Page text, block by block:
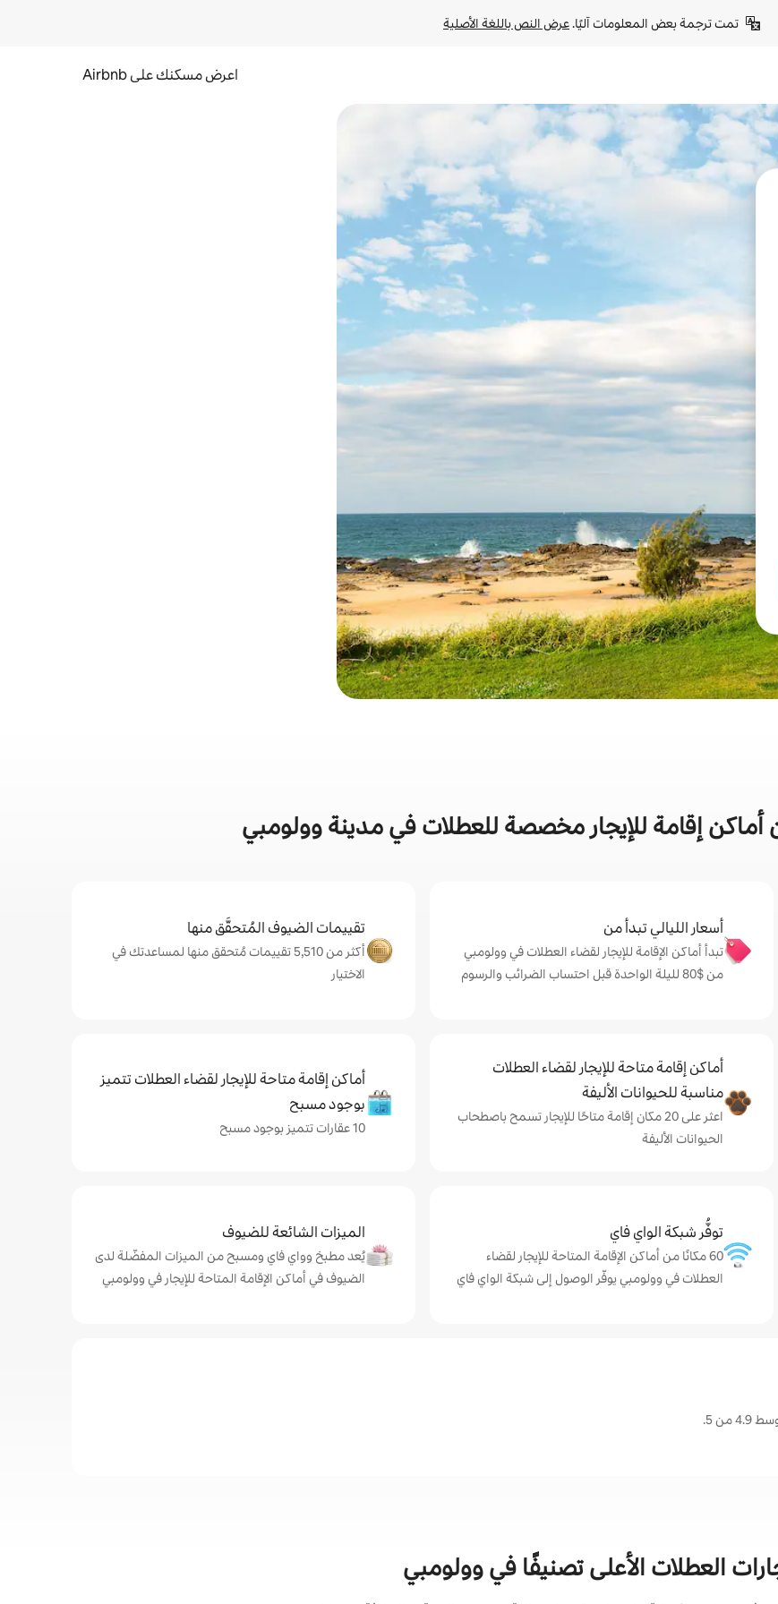
تمت ترجمة بعض المعلومات آليًا. عرض النص باللغة الأصلية
اعرض مسكنك على Airbnb
استكشف عن طريق اللمس أو السحب.
إقامة للإيجار مخصصة للعطلات في مدينة وولومبي
أسعار الليالي تبدأ من
تبدأ أماكن الإقامة للإيجار لقضاء العطلات في وولومبي
من $‏80 لليلة الواحدة قبل احتساب الضرائب والرسوم
تقييمات الضيوف المُتحقَّق منها
أكثر من 5,510 تقييمات مُتحقق منها لمساعدتك في
الاختيار
أماكن إقامة متاحة للإيجار لقضاء العطلات
مناسبة للحيوانات الأليفة
اعثر على 20 مكان إقامة متاحًا للإيجار تسمح باصطحاب
الحيوانات الأليفة
أماكن إقامة متاحة للإيجار لقضاء العطلات تتميز
بوجود مسبح
10 عقارات تتميز بوجود مسبح
توفُّر شبكة الواي فاي
60 مكانًا من أماكن الإقامة المتاحة للإيجار لقضاء
العطلات في وولومبي يوفّر الوصول إلى شبكة الواي فاي
الميزات الشائعة للضيوف
يُعد مطبخ وواي فاي ومسبح من الميزات المفضّلة لدى
الضيوف في أماكن الإقامة المتاحة للإيجار في وولومبي
5.
العطلات الأعلى تصنيفًا في وولومبي